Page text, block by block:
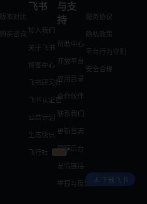
版本对比
购买咨询
飞书
加入我们
关于飞书
博客中心
飞书研习社
飞书认证官
公益计划
生态快讯
飞行社
与支
持
帮助中心
开放平台
应用目录
合作伙伴
联系我们
更新日志
管理后台
友情链接
举报与反馈
服务协议
隐私政策
平台行为守则
安全合规
下载飞书